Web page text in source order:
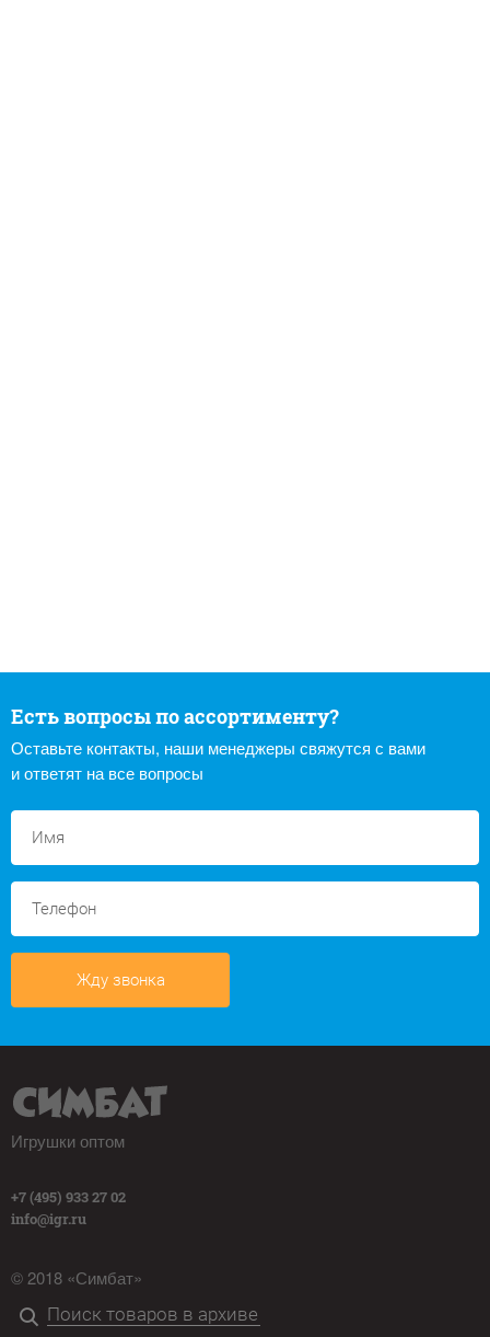
Есть вопросы по ассортименту?
Оставьте контакты, наши менеджеры свяжутся с вами
и ответят на все вопросы
Жду звонка
Игрушки оптом
+7 (495) 933 27 02
info@igr.ru
© 2018 «Симбат»